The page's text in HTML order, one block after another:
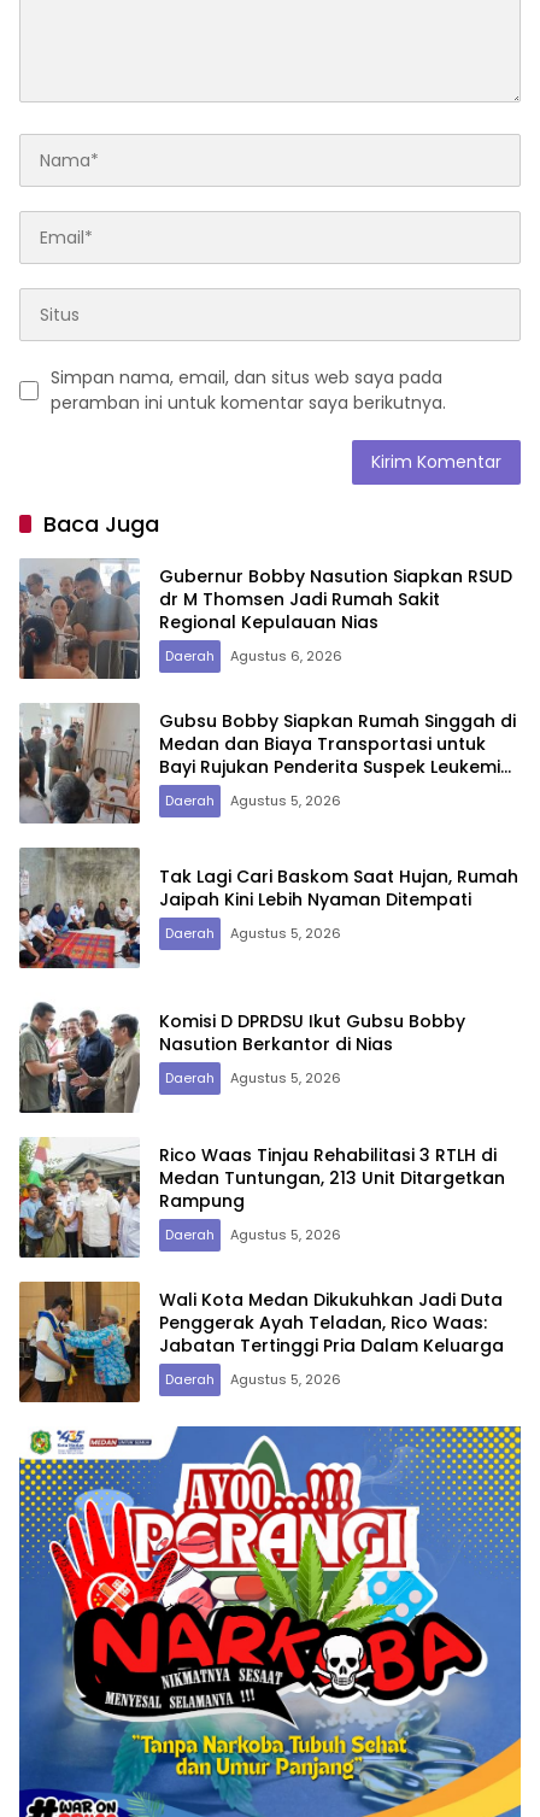
Simpan nama, email, dan situs web saya pada
peramban ini untuk komentar saya berikutnya.
Baca Juga
Gubernur Bobby Nasution Siapkan RSUD
dr M Thomsen Jadi Rumah Sakit
Regional Kepulauan Nias
Daerah Agustus 6, 2026
Gubsu Bobby Siapkan Rumah Singgah di
Medan dan Biaya Transportasi untuk
Bayi Rujukan Penderita Suspek Leukemia
Asal Nias Barat
Daerah Agustus 5, 2026
Tak Lagi Cari Baskom Saat Hujan, Rumah
Jaipah Kini Lebih Nyaman Ditempati
Daerah Agustus 5, 2026
Komisi D DPRDSU Ikut Gubsu Bobby
Nasution Berkantor di Nias
Daerah Agustus 5, 2026
Rico Waas Tinjau Rehabilitasi 3 RTLH di
Medan Tuntungan, 213 Unit Ditargetkan
Rampung
Daerah Agustus 5, 2026
Wali Kota Medan Dikukuhkan Jadi Duta
Penggerak Ayah Teladan, Rico Waas:
Jabatan Tertinggi Pria Dalam Keluarga
Daerah Agustus 5, 2026